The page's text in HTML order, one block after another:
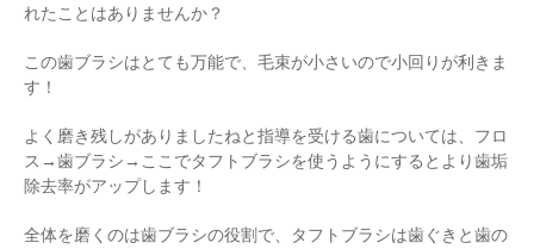
れたことはありませんか？
この歯ブラシはとても万能で、毛束が小さいので小回りが利きま
す！
よく磨き残しがありましたねと指導を受ける歯については、フロ
ス→歯ブラシ→ここでタフトブラシを使うようにするとより歯垢
除去率がアップします！
全体を磨くのは歯ブラシの役割で、タフトブラシは歯ぐきと歯の